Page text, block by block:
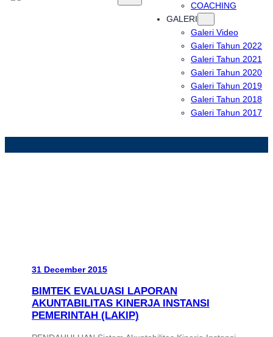
COACHING
GALERI
Galeri Video
Galeri Tahun 2022
Galeri Tahun 2021
Galeri Tahun 2020
Galeri Tahun 2019
Galeri Tahun 2018
Galeri Tahun 2017
31 December 2015
BIMTEK EVALUASI LAPORAN
AKUNTABILITAS KINERJA INSTANSI
PEMERINTAH (LAKIP)